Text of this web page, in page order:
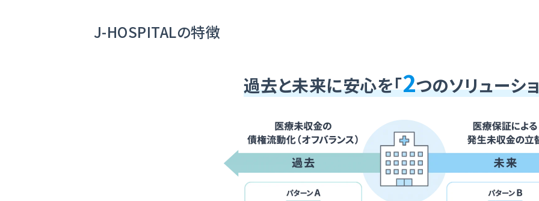
J-HOSPITALの特徴
過去と未来に安心を「2つのソリューシ